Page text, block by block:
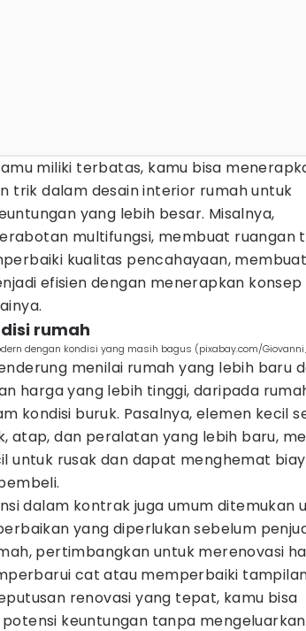
miliki terbatas, kamu bisa
trik dalam desain interior rumah untuk
yang lebih besar. Misalnya,
multifungsi, membuat ruangan
kualitas pencahayaan,
efisien dengan menerapkan konsep
rumah
dengan kondisi yang masih bagus (pixabay.com/
menilai rumah yang lebih baru
harga yang lebih tinggi, daripada
kondisi buruk. Pasalnya, elemen kecil
atap, dan peralatan yang lebih baru,
untuk rusak dan dapat menghemat
dalam kontrak juga umum ditemukan
yang diperlukan sebelum
pertimbangkan untuk merenovasi
cat atau memperbaiki
renovasi yang tepat, kamu bisa
keuntungan tanpa